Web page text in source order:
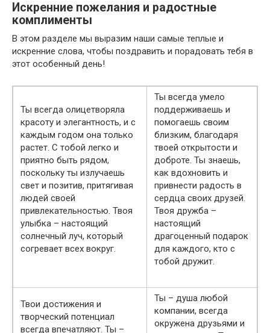
Искренние пожелания и радостные
комплименты
В этом разделе мы выразим наши самые теплые и
искренние слова, чтобы поздравить и порадовать тебя в
этот особенный день!
Ты всегда олицетворяла
красоту и элегантность, и с
каждым годом она только
растет. С тобой легко и
приятно быть рядом,
поскольку ты излучаешь
свет и позитив, притягивая
людей своей
привлекательностью. Твоя
улыбка – настоящий
солнечный луч, который
согревает всех вокруг.
Ты всегда умело
поддерживаешь и
помогаешь своим
близким, благодаря
твоей открытости и
доброте. Ты знаешь,
как вдохновить и
привнести радость в
сердца своих друзей.
Твоя дружба –
настоящий
драгоценный подарок
для каждого, кто с
тобой дружит.
Твои достижения и
творческий потенциал
всегда впечатляют. Ты –
Ты – душа любой
компании, всегда
окружена друзьями и